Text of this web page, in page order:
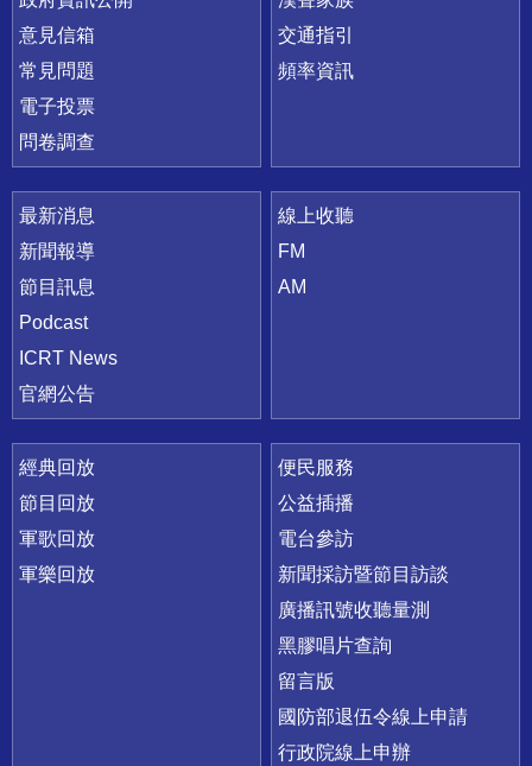
意見信箱
常見問題
電子投票
問卷調查
交通指引
頻率資訊
最新消息
新聞報導
節目訊息
Podcast
ICRT News
官網公告
線上收聽
FM
AM
經典回放
節目回放
軍歌回放
軍樂回放
便民服務
公益插播
電台參訪
新聞採訪暨節目訪談
廣播訊號收聽量測
黑膠唱片查詢
留言版
國防部退伍令線上申請
行政院線上申辦